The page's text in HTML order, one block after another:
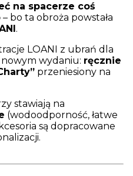
na spacerze coś
– bo ta obroża powstała
.
LOANI z ubrań dla
nowym wydaniu: ręcznie
przeniesiony na
stawiają na
(wodoodporność, łatwe
są dopracowane